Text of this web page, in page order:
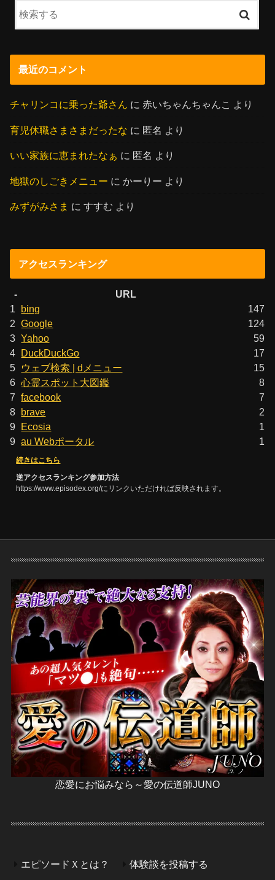
最近のコメント
チャリンコに乗った爺さん に赤いちゃんちゃんこ より
育児休職さまさまだったな に 匿名 より
いい家族に恵まれたなぁ に 匿名 より
地獄のしごきメニュー にかーりー より
みずがみさま にすすむ より
アクセスランキング
-
URL
1
bing
147
2 Google
124
3 Yahoo
59
4 DuckDuckGo
17
5
ウェブ検索 | dメニュー
15
6 心霊スポット大図鑑
8
7 facebook
7
8 brave
2
9 Ecosia
1
9 au Webポータル 1
続きはこちら
逆アクセスランキング参加方法
https://www.episodex.org/にリンクいただければ反映されます。
恋愛にお悩みなら～愛の伝道師JUNO
エピソードＸとは？
体験談を投稿する